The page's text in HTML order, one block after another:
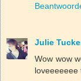
Julie
Wow wow